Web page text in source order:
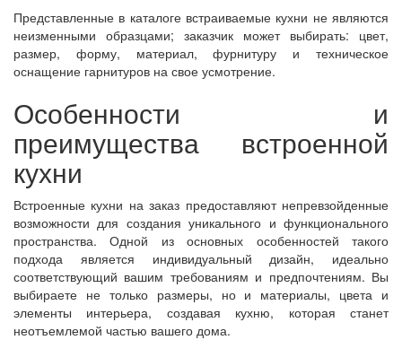
Представленные в каталоге встраиваемые кухни не являются
неизменными образцами; заказчик может выбирать: цвет,
размер, форму, материал, фурнитуру и техническое
оснащение гарнитуров на свое усмотрение.
Особенности и
преимущества встроенной
кухни
Встроенные кухни на заказ предоставляют непревзойденные
возможности для создания уникального и функционального
пространства. Одной из основных особенностей такого
подхода является индивидуальный дизайн, идеально
соответствующий вашим требованиям и предпочтениям. Вы
выбираете не только размеры, но и материалы, цвета и
элементы интерьера, создавая кухню, которая станет
неотъемлемой частью вашего дома.